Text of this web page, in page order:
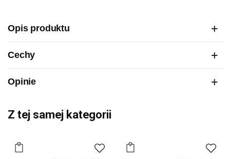
Opis produktu
Cechy
Opinie
Z tej samej kategorii